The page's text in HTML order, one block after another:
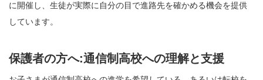
に開催し、生徒が実際に自分の目で進路先を確かめる機会を提供
しています。
保護者の方へ:通信制高校への理解と支援